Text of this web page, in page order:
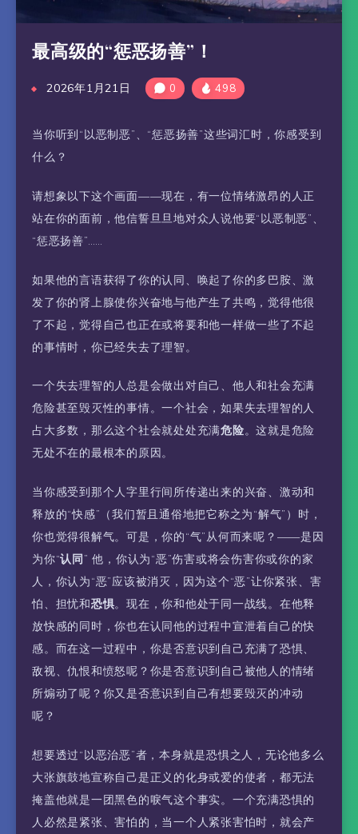
最高级的“惩恶扬善”！
2026年1月21日 0 498
当你听到“以恶制恶”、“惩恶扬善”这些词汇时，你感受到
什么？
请想象以下这个画面——现在，有一位情绪激昂的人正
站在你的面前，他信誓旦旦地对众人说他要“以恶制恶”、
“惩恶扬善”……
如果他的言语获得了你的认同、唤起了你的多巴胺、激
发了你的肾上腺使你兴奋地与他产生了共鸣，觉得他很
了不起，觉得自己也正在或将要和他一样做一些了不起
的事情时，你已经失去了理智。
一个失去理智的人总是会做出对自己、他人和社会充满
危险甚至毁灭性的事情。一个社会，如果失去理智的人
占大多数，那么这个社会就处处充满危险。这就是危险
无处不在的最根本的原因。
当你感受到那个人字里行间所传递出来的兴奋、激动和
释放的“快感”（我们暂且通俗地把它称之为“解气”）时，
你也觉得很解气。可是，你的“气”从何而来呢？——是因
为你“认同” 他，你认为“恶”伤害或将会伤害你或你的家
人，你认为“恶”应该被消灭，因为这个“恶”让你紧张、害
怕、担忧和恐惧。现在，你和他处于同一战线。在他释
放快感的同时，你也在认同他的过程中宣泄着自己的快
感。而在这一过程中，你是否意识到自己充满了恐惧、
敌视、仇恨和愤怒呢？你是否意识到自己被他人的情绪
所煽动了呢？你又是否意识到自己有想要毁灭的冲动
呢？
想要透过“以恶治恶”者，本身就是恐惧之人，无论他多么
大张旗鼓地宣称自己是正义的化身或爱的使者，都无法
掩盖他就是一团黑色的唳气这个事实。一个充满恐惧的
人必然是紧张、害怕的，当一个人紧张害怕时，就会产